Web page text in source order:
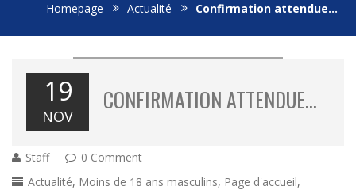
Homepage Actualité Confirmation attendue…
19
NOV
CONFIRMATION ATTENDUE…
Staff
0 Comment
Actualité, Moins de 18 ans masculins, Page d'accueil,